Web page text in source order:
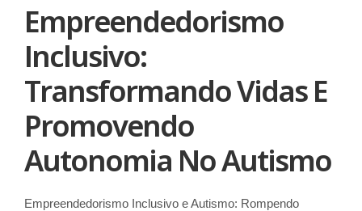
Empreendedorismo
Inclusivo:
Transformando Vidas E
Promovendo
Autonomia No Autismo
Empreendedorismo Inclusivo e Autismo: Rompendo